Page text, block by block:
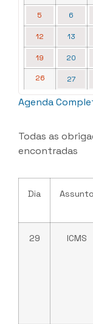
5 6
12 13
19 20
26 27
Agenda
Todas as
encontradas
Dia Assunto
29 ICMS